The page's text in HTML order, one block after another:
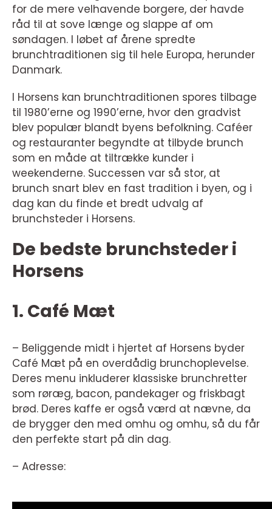
for de mere velhavende borgere, der havde
råd til at sove længe og slappe af om
søndagen. I løbet af årene spredte
brunchtraditionen sig til hele Europa, herunder
Danmark.
I Horsens kan brunchtraditionen spores tilbage
til 1980’erne og 1990’erne, hvor den gradvist
blev populær blandt byens befolkning. Caféer
og restauranter begyndte at tilbyde brunch
som en måde at tiltrække kunder i
weekenderne. Successen var så stor, at
brunch snart blev en fast tradition i byen, og i
dag kan du finde et bredt udvalg af
brunchsteder i Horsens.
De bedste brunchsteder i
Horsens
1. Café Mæt
– Beliggende midt i hjertet af Horsens byder
Café Mæt på en overdådig brunchoplevelse.
Deres menu inkluderer klassiske brunchretter
som røræg, bacon, pandekager og friskbagt
brød. Deres kaffe er også værd at nævne, da
de brygger den med omhu og omhu, så du får
den perfekte start på din dag.
– Adresse: